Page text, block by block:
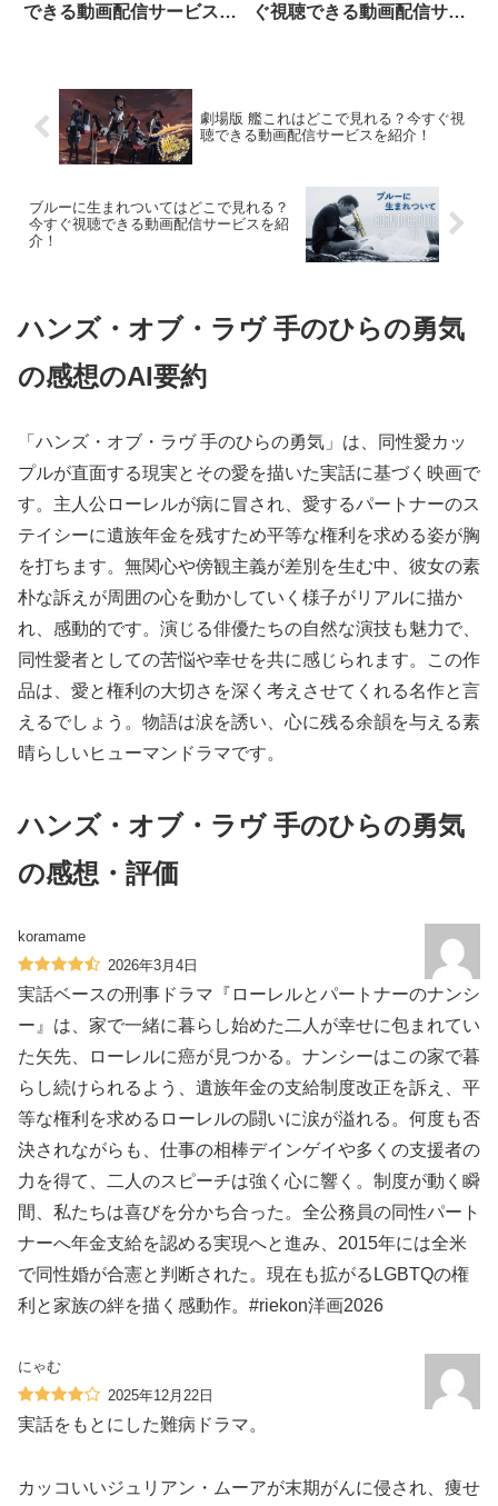
できる動画配信サービスを
ぐ視聴できる動画配信サー
劇場版 艦これはどこで見れる？今すぐ視
聴できる動画配信サービスを紹介！
ブルーに生まれついてはどこで見れる？
今すぐ視聴できる動画配信サービスを紹
介！
ハンズ・オブ・ラヴ 手のひらの勇気
の感想のAI要約
「ハンズ・オブ・ラヴ 手のひらの勇気」は、同性愛カッ
プルが直面する現実とその愛を描いた実話に基づく映画で
す。主人公ローレルが病に冒され、愛するパートナーのス
テイシーに遺族年金を残すため平等な権利を求める姿が胸
を打ちます。無関心や傍観主義が差別を生む中、彼女の素
朴な訴えが周囲の心を動かしていく様子がリアルに描か
れ、感動的です。演じる俳優たちの自然な演技も魅力で、
同性愛者としての苦悩や幸せを共に感じられます。この作
品は、愛と権利の大切さを深く考えさせてくれる名作と言
えるでしょう。物語は涙を誘い、心に残る余韻を与える素
晴らしいヒューマンドラマです。
ハンズ・オブ・ラヴ 手のひらの勇気
の感想・評価
koramame
2026年3月4日
実話ベースの刑事ドラマ『ローレルとパートナーのナンシ
ー』は、家で一緒に暮らし始めた二人が幸せに包まれてい
た矢先、ローレルに癌が見つかる。ナンシーはこの家で暮
らし続けられるよう、遺族年金の支給制度改正を訴え、平
等な権利を求めるローレルの闘いに涙が溢れる。何度も否
決されながらも、仕事の相棒デインゲイや多くの支援者の
力を得て、二人のスピーチは強く心に響く。制度が動く瞬
間、私たちは喜びを分かち合った。全公務員の同性パート
ナーへ年金支給を認める実現へと進み、2015年には全米
で同性婚が合憲と判断された。現在も拡がるLGBTQの権
利と家族の絆を描く感動作。#riekon洋画2026
にゃむ
2025年12月22日
実話をもとにした難病ドラマ。
カッコいいジュリアン・ムーアが末期がんに侵され、痩せ